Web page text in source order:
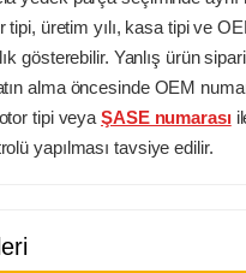
tipi, üretim yılı, kasa tipi ve
gösterebilir. Yanlış ürün
alma öncesinde OEM
tipi veyaŞASE numarası
yapılması tavsiye edilir.